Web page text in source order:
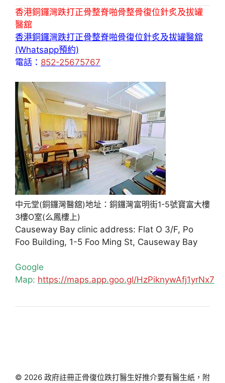
香港銅鑼灣跌打正骨整脊啪骨整骨復位針炙及拔罐
醫舘
香港銅鑼灣跌打正骨整脊啪骨復位針炙及拔罐醫舘
(Whatsapp預約)
電話： 852-25675767
中元堂(銅鑼灣醫舘)地址：銅鑼灣富明街1-5號寶富大樓
3樓O室(么鳳樓上)
Causeway Bay clinic address: Flat O 3/F, Po
Foo Building, 1-5 Foo Ming St, Causeway Bay
Google
Map: https://maps.app.goo.gl/HzPiknywAfj1yrNx7
© 2026 政府註冊正骨復位跌打醫生好推介要有醫生紙，附